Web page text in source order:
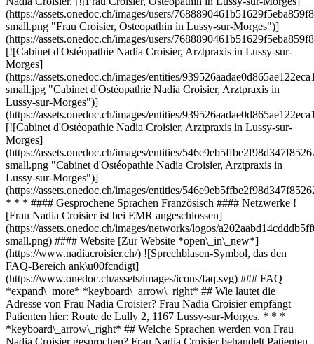
(https://assets.onedoc.ch/images/users/
small.png "Frau Croisier, Osteopathin in Lussy-sur-Morges")]
(https://assets.onedoc.ch/images/users/
[![Cabinet d'Ostéopathie Nadia Croisier, Arztpraxis in Lussy-sur-
Morges]
(https://assets.onedoc.ch/images/entities/
small.jpg "Cabinet d'Ostéopathie Nadia Croisier, Arztpraxis in
Lussy-sur-Morges")]
(https://assets.onedoc.ch/images/entities/
[![Cabinet d'Ostéopathie Nadia Croisier, Arztpraxis in Lussy-sur-
Morges]
(https://assets.onedoc.ch/images/entities/
small.png "Cabinet d'Ostéopathie Nadia Croisier, Arztpraxis in
Lussy-sur-Morges")]
(https://assets.onedoc.ch/images/entities/
* * * #### Gesprochene Sprachen Französisch #### Netzwerke !
[Frau Nadia Croisier ist bei EMR angeschlossen]
(https://assets.onedoc.ch/images/networks/logos/
small.png) #### Website [Zur Website *open\_in\_new*]
(https://www.nadiacroisier.ch/) ![Sprechblasen-Symbol, das den
FAQ-Bereich ank\u00fcndigt]
(https://www.onedoc.ch/assets/images/icons/faq.svg) ### FAQ
*expand\_more* *keyboard\_arrow\_right* ## Wie lautet die
Adresse von Frau Nadia Croisier? Frau Nadia Croisier empfängt
Patienten hier: Route de Lully 2, 1167 Lussy-sur-Morges. * * *
*keyboard\_arrow\_right* ## Welche Sprachen werden von Frau
Nadia Croisier gesprochen? Frau Nadia Croisier behandelt Patienten